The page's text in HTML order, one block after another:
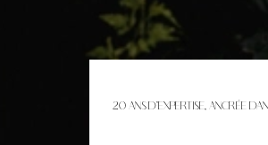
20 ans d'expertise, ancrée